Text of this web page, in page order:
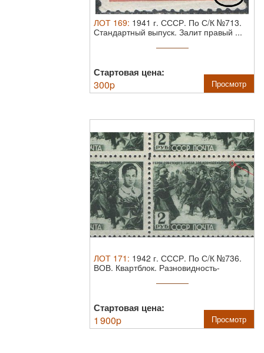
ЛОТ 169: 1941 г. СССР. По С/К №713.
Стандартный выпуск. Залит правый ...
Стартовая цена:
300p Просмотр
ЛОТ 171 : 1942 г. СССР. По С/К №736.
ВОВ. Квартблок. Разновидность-
Стартовая цена:
1 900p Просмотр